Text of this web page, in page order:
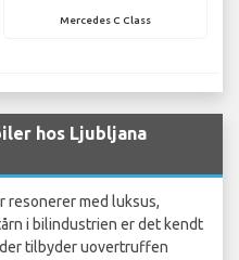
Mercedes C Class
hos Ljubljana
resonerer med luksus,
i bilindustrien er det kendt
tilbyder uovertruffen